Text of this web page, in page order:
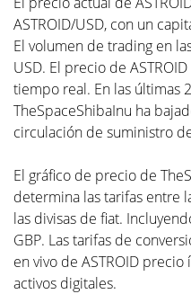
ASTROID/USD, con un
El volumen de trading en
USD. El precio de
tiempo real. En las últimas
TheSpaceShibaInu ha
circulación de suministro
El gráfico de precio de
determina las tarifas entre
las divisas de fiat.
GBP. Las tarifas de
en vivo de ASTROID
activos digitales.